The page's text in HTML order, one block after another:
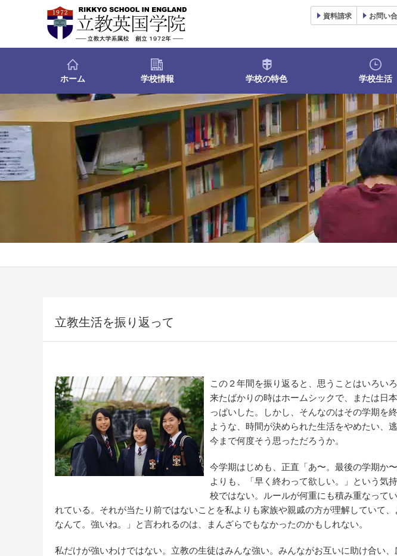
資料請求 お問い
ホーム 学校情報 学校の特色 学校生活
立教生活を振り返って
この２年間を振り返ると、思うことはいろいろ
来たばかりの時はホームシックで、または日
っぱいした。しかし、そんなのはその学期を
ような、時間が決められた生活をやめたい、
今まで何度そう思っただろうか。
今学期はじめも、正直「あ〜。最後の学期か
よりも、「早く終わって欲しい。」という気
校ではない。ルールが何重にも積み重なって
れている。それが当たり前ではないことを私よりも家族や親戚の方が理解していて
なんて。強いね。」と言われるのは、まんざらでもなかったのかもしれない。
私だけが強いわけではない。立教の生徒はみんな強い。みんながお互いに助け合い、